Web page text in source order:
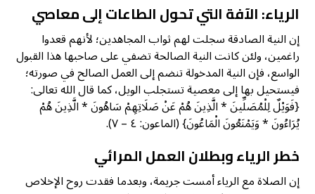
الرياء: الآفة التي تحول الطاعات إلى معاصي
إن النية الصادقة سجلت لهم ثواب المجاهدين؛ لأنهم قعدوا
راغمين، ولئن كانت النية الصالحة تضفي على صاحبها هذا القبول
الواسع، فإن النية المدخولة تنضم إلى العمل الصالح في صورته؛
فيستحيل بها إلى معصية تستجلب الويل، كما قال الله تعالى:
{فَوَيْلٌ لِلْمُصَلِّينَ * الَّذِينَ هُمْ عَنْ صَلَاتِهِمْ سَاهُونَ * الَّذِينَ هُمْ
يُرَاءُونَ * وَيَمْنَعُونَ الْمَاعُونَ} (الماعون: ٤ – ٧).
خطر الرياء وبطلان العمل المرائي
إن الصلاة مع الرياء أمست جريمة، وبعدما فقدت روح الإخلاص